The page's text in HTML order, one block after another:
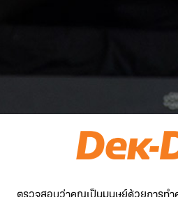
ตรวจสอบว่าคุณเป็นมนุษย์ด้วยการทำ